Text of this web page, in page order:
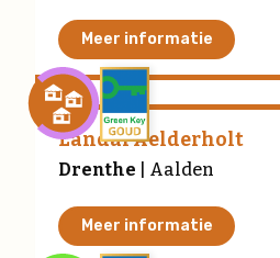
Meer informatie
Landal Aelderholt
Drenthe | Aalden
Meer informatie